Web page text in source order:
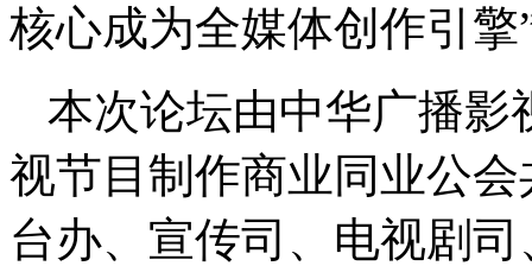
核心成为全媒体创作引
本次论坛由中华广播影
视节目制作商业同业公
台办、宣传司、电视剧